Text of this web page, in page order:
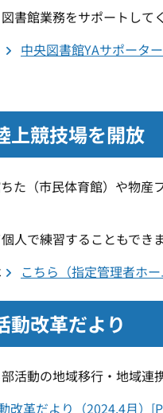
書館業務をサポートして
中央図書館YAサポータ
上競技場を開放
た（市民体育館）や物
人で練習することもできま
こちら（指定管理者ホー
動改革だより
活動の地域移行・地域連
改革だより（2024.4月）